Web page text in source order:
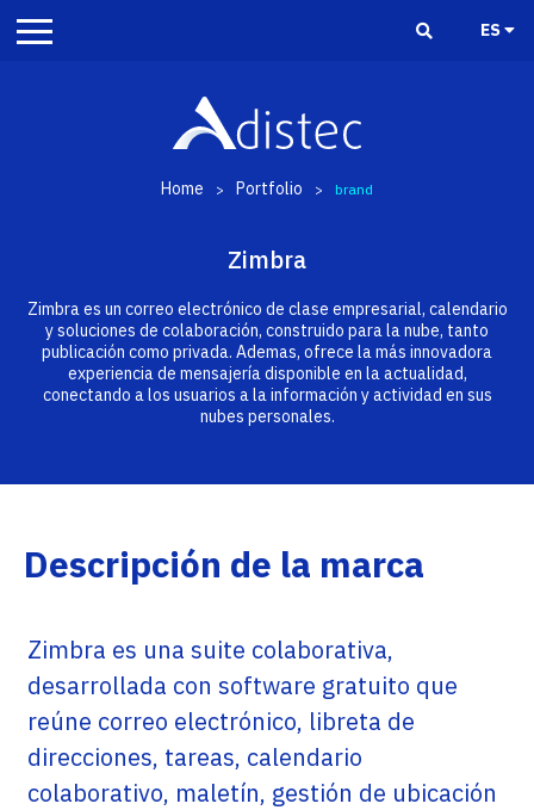
ES
Home > Portfolio > brand
Zimbra
Zimbra es un correo electrónico de clase empresarial, calendario
y soluciones de colaboración, construido para la nube, tanto
publicación como privada. Ademas, ofrece la más innovadora
experiencia de mensajería disponible en la actualidad,
conectando a los usuarios a la información y actividad en sus
nubes personales.
Descripción de la marca
Zimbra es una suite colaborativa,
desarrollada con software gratuito que
reúne correo electrónico, libreta de
direcciones, tareas, calendario
colaborativo, maletín, gestión de ubicación